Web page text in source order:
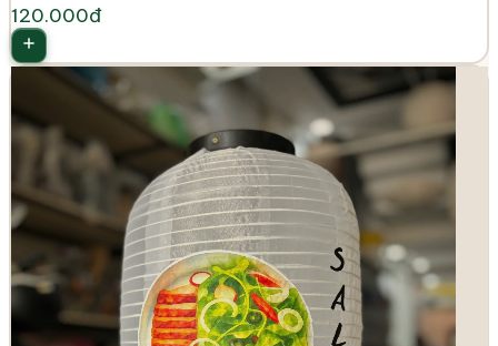
120.000đ